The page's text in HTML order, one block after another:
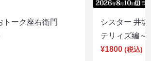
トーク座右衛門
シスター 井
テリィズ編
¥1800 (税込)